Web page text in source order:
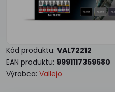
Kód produktu: VAL72212
EAN produktu: 9991117359680
Výrobca: Vallejo